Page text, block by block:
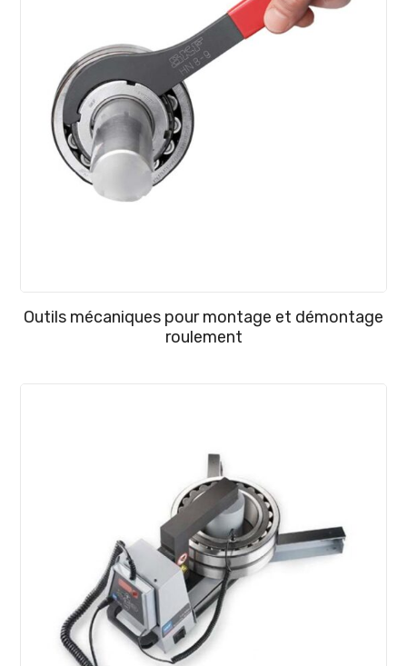
Outils mécaniques pour montage et démontage
roulement